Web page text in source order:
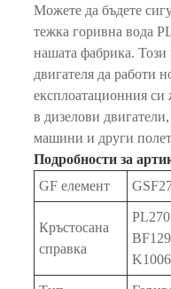
Можете да бъдете
тежка горивна вода
нашата фабрика. Този
двигателя да работи
експлоатационния
в дизелови
машини и други
Подробности за
GF елемент
Кръстосана
справка